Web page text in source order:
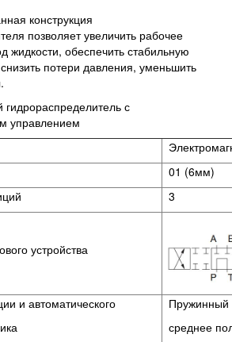
конструкция
позволяет увеличить рабочее
жидкости, обеспечить стабильную
потери давления, уменьшить
с
управлением
01 (6мм)
3
устройства
и автоматического
Пружинный
среднее